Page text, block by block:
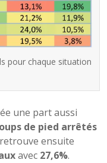
pour chaque situation
une part aussi
de pied arrêtés
ensuite
avec 27,6%.